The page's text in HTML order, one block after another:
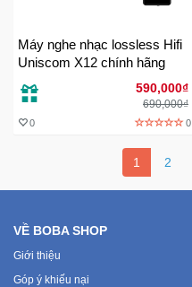
Máy nghe nhạc lossless Hifi
Uniscom X12 chính hãng
590,000₫
690,000₫
0 0
1 2
VỀ BOBA SHOP
Giới thiệu
Góp ý khiếu nại